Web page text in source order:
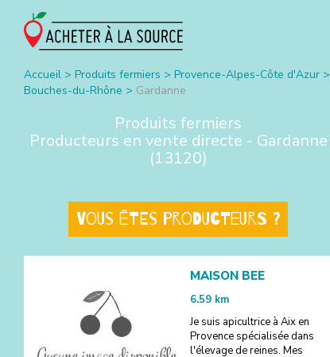
Accueil > Produits fermiers > Provence-Alpes-Côte d'Azur >
Bouches-du-Rhône > Gardanne
Produits fermiers
Producteurs en vente directe - Gardanne
(13120)
Vous êtes producteurs ?
MAISON BEE
6.59 km
Je suis apicultrice à Aix en
Provence spécialisée dans
l'élevage de reines. Mes